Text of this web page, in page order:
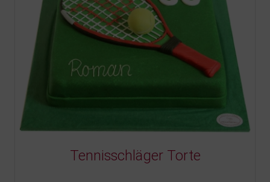
Tennisschläger Torte